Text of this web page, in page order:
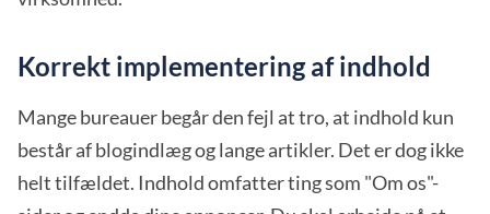
Korrekt implementering af indhold
Mange bureauer begår den fejl at tro, at indhold kun
består af blogindlæg og lange artikler. Det er dog ikke
helt tilfældet. Indhold omfatter ting som "Om os"-